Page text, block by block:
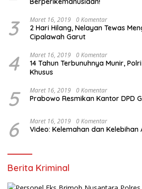
3 Maret 16, 2019 0 Komentar
2 Hari Hilang, Nelayan Tewas
Cipalawah Garut
4 Maret 16, 2019 0 Komentar
14 Tahun Terbunuhnya Munir,
Khusus
5 Maret 16, 2019 0 Komentar
Prabowo Resmikan Kantor DPD
6 Maret 16, 2019 0 Komentar
Video: Kelemahan dan Kelebihan
Berita Kriminal